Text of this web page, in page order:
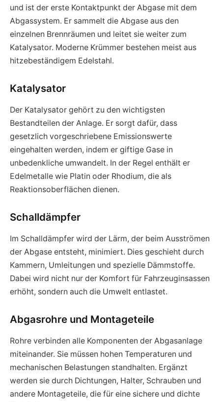
und ist der erste Kontaktpunkt der Abgase mit dem
Abgassystem. Er sammelt die Abgase aus den
einzelnen Brennräumen und leitet sie weiter zum
Katalysator. Moderne Krümmer bestehen meist aus
hitzebeständigem Edelstahl.
Katalysator
Der Katalysator gehört zu den wichtigsten
Bestandteilen der Anlage. Er sorgt dafür, dass
gesetzlich vorgeschriebene Emissionswerte
eingehalten werden, indem er giftige Gase in
unbedenkliche umwandelt. In der Regel enthält er
Edelmetalle wie Platin oder Rhodium, die als
Reaktionsoberflächen dienen.
Schalldämpfer
Im Schalldämpfer wird der Lärm, der beim Ausströmen
der Abgase entsteht, minimiert. Dies geschieht durch
Kammern, Umleitungen und spezielle Dämmstoffe.
Dabei wird nicht nur der Komfort für Fahrzeuginsassen
erhöht, sondern auch die Umwelt entlastet.
Abgasrohre und Montageteile
Rohre verbinden alle Komponenten der Abgasanlage
miteinander. Sie müssen hohen Temperaturen und
mechanischen Belastungen standhalten. Ergänzt
werden sie durch Dichtungen, Halter, Schrauben und
andere Montageteile, die für eine sichere und dichte